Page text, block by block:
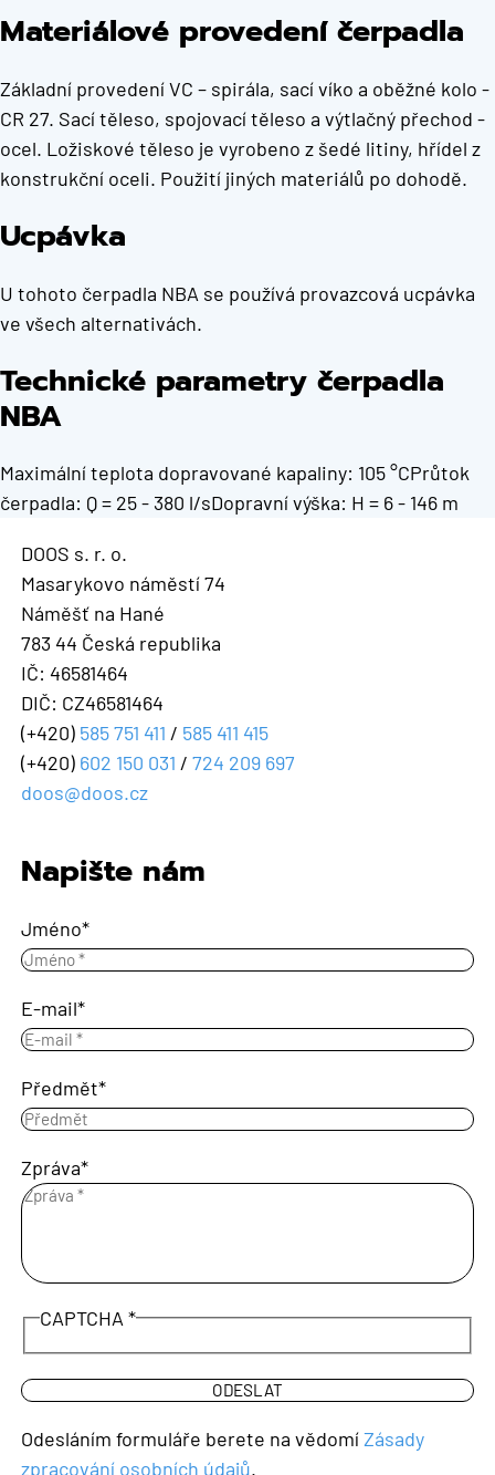
Materiálové provedení čerpadla
Základní provedení VC – spirála, sací víko a oběžné kolo -
CR 27. Sací těleso, spojovací těleso a výtlačný přechod -
ocel. Ložiskové těleso je vyrobeno z šedé litiny, hřídel z
konstrukční oceli. Použití jiných materiálů po dohodě.
Ucpávka
U tohoto čerpadla NBA se používá provazcová ucpávka
ve všech alternativách.
Technické parametry čerpadla
NBA
Maximální teplota dopravované kapaliny: 105 °CPrůtok
čerpadla: Q = 25 - 380 l/sDopravní výška: H = 6 - 146 m
DOOS s. r. o.
Masarykovo náměstí 74
Náměšť na Hané
783 44 Česká republika
IČ: 46581464
DIČ: CZ46581464
(+420) 585 751 411 / 585 411 415
(+420) 602 150 031 / 724 209 697
doos@doos.cz
Napište nám
Jméno
E-mail
Předmět
Zpráva
CAPTCHA
Odesláním formuláře berete na vědomíZásady
zpracování osobních údajů.